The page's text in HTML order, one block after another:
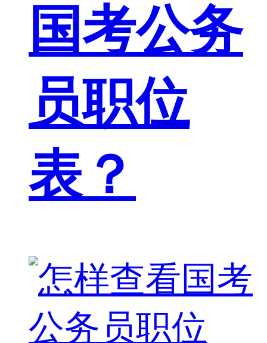
国考公务
员职位
表？